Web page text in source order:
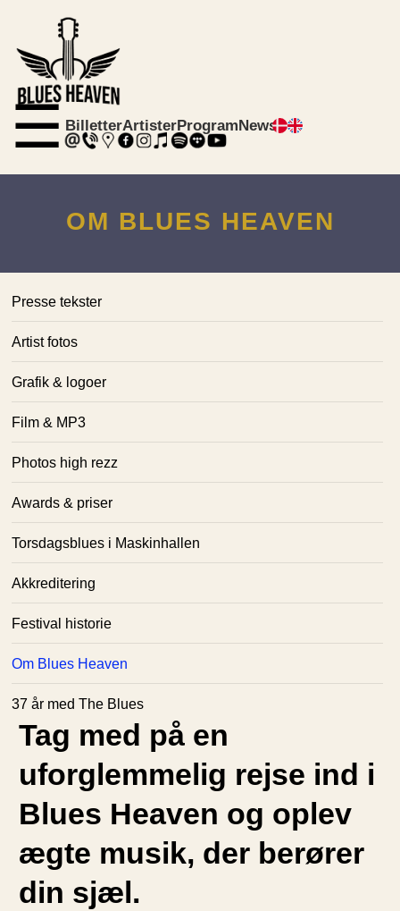
☰ BilletterArtisterProgramNews
OM BLUES HEAVEN
Presse tekster
Artist fotos
Grafik & logoer
Film & MP3
Photos high rezz
Awards & priser
Torsdagsblues i Maskinhallen
Akkreditering
Festival historie
Om Blues Heaven
37 år med The Blues
Tag med på en
uforglemmelig rejse ind i
Blues Heaven og oplev
ægte musik, der berører
din sjæl.